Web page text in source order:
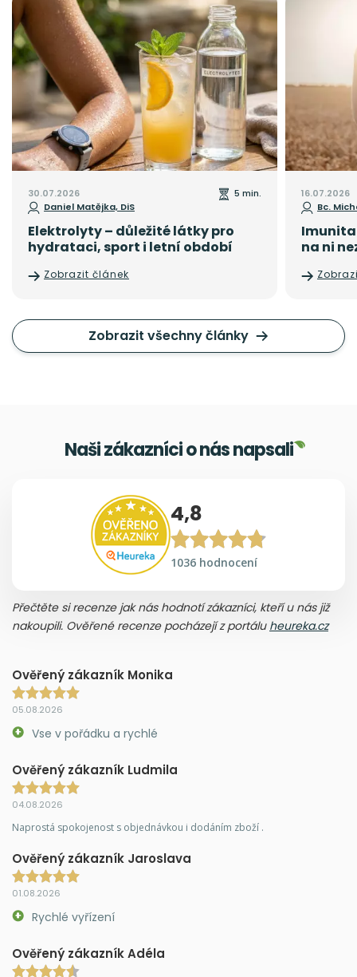
30.07.2026
Daniel Matějka, DiS
5 min.
Elektrolyty – důležité látky pro
hydrataci, sport i letní období
Zobrazit článek
16.07.2026
Bc.
Imunita
na ni
Zobrazit všechny články
Naši zákazníci o nás napsali
4,8
1036 hodnocení
Přečtěte si recenze jak nás hodnotí zákazníci, kteří u nás již
nakoupili. Ověřené recenze pocházejí z portálu heureka.cz
Ověřený zákazník Monika
05.08.2026
Vse v pořádku a rychlé
Ověřený zákazník Ludmila
04.08.2026
Naprostá spokojenost s objednávkou i dodáním zboží .
Ověřený zákazník Jaroslava
01.08.2026
Rychlé vyřízení
Ověřený zákazník Adéla